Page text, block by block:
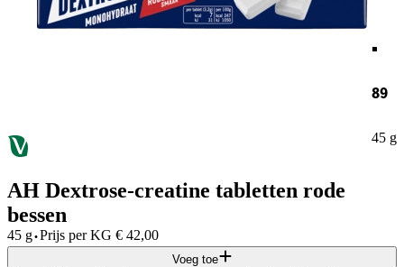
.
89
45 g
AH Dextrose-creatine tabletten rode
bessen
45 g·Prijs per KG € 42,00
Voeg toe